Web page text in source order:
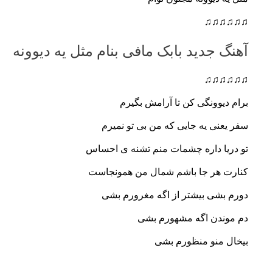
♫♫♫♫♫♫
آهنگ جدید بابک مافی بنام مثل یه دیوونه
♫♫♫♫♫♫
برام دیوونگی کن تا آرامش بگیرم
سفر یعنی یه جایی که من بی تو نمیرم
تو دریا داره چشمات منم تشنه ی احساس
کنارت هر جا باشم شمال من همونجاست
دورم بشی بیشتر از اگه مغرورم بشی
دم موندن اگه مشهورم بشی
بیخال منو منظورم بشی